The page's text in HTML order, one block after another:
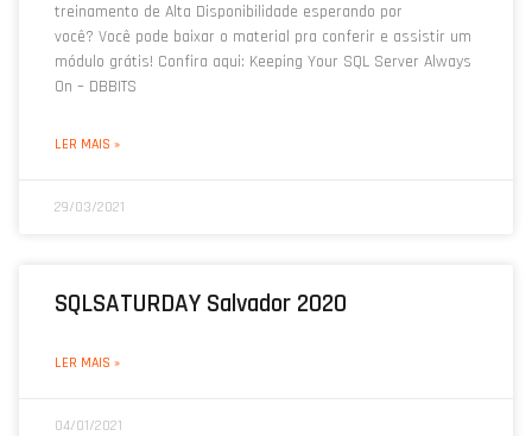
treinamento de Alta Disponibilidade esperando por
você? Você pode baixar o material pra conferir e assistir um
módulo grátis! Confira aqui: Keeping Your SQL Server Always
On – DBBITS
LER MAIS »
29/03/2021
SQLSATURDAY Salvador 2020
LER MAIS »
04/01/2021